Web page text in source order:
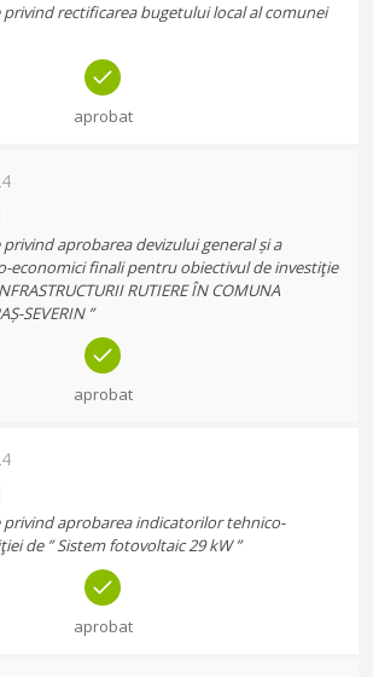
rectificarea bugetului local al comunei
aprobat
aprobarea devizului general și a
economici finali pentru obiectivul de investiţie
RUTIERE ÎN COMUNA
SEVERIN ”
aprobat
aprobarea indicatorilor tehnico-
de ” Sistem fotovoltaic 29 kW ”
aprobat